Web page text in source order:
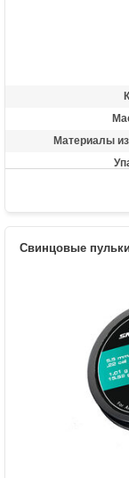
Материалы
Свинцовые